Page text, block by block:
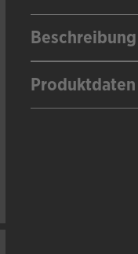
Beschreibung
Produktdaten